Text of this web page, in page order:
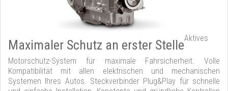
Maximaler Schutz an erster StelleAktives
Motorschutz-System für maximale Fahrsicherheit. Volle
Kompatibilität mit allen elektrischen und mechanischen
Systemen Ihres Autos. Steckverbinder Plug&Play für schnelle